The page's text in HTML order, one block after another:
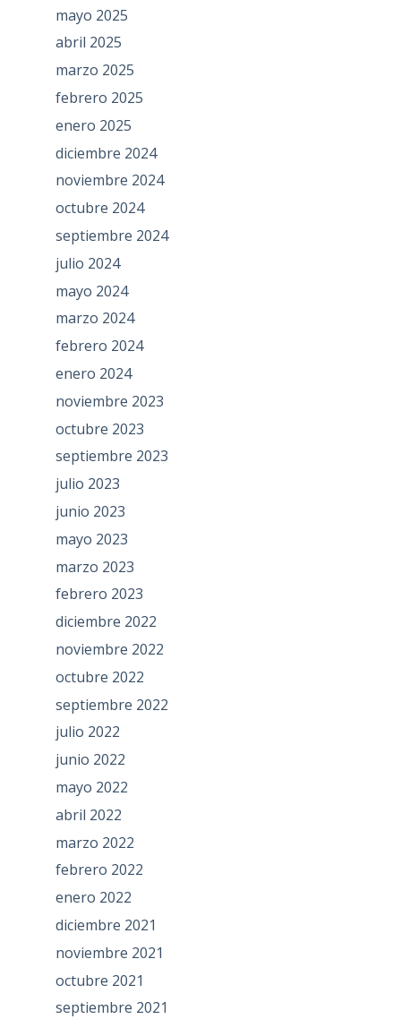
mayo 2025
abril 2025
marzo 2025
febrero 2025
enero 2025
diciembre 2024
noviembre 2024
octubre 2024
septiembre 2024
julio 2024
mayo 2024
marzo 2024
febrero 2024
enero 2024
noviembre 2023
octubre 2023
septiembre 2023
julio 2023
junio 2023
mayo 2023
marzo 2023
febrero 2023
diciembre 2022
noviembre 2022
octubre 2022
septiembre 2022
julio 2022
junio 2022
mayo 2022
abril 2022
marzo 2022
febrero 2022
enero 2022
diciembre 2021
noviembre 2021
octubre 2021
septiembre 2021